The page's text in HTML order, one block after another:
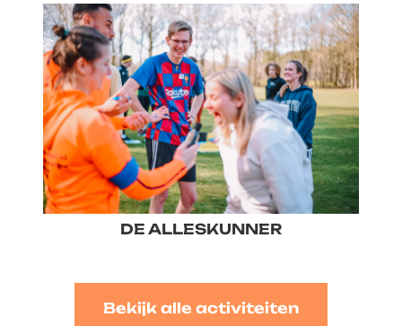
DE ALLESKUNNER
Bekijk alle activiteiten